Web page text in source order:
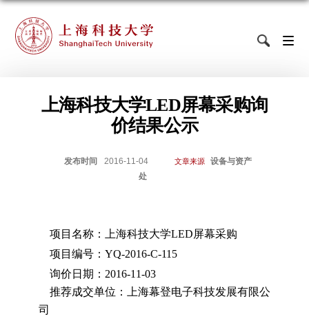
上海科技大学LED屏幕采购询
价结果公示
发布时间 2016-11-04 文章来源
设备与资产
处
项目名称：上海科技大学LED屏幕采购
项目编号： YQ-2016-C-115
询价日期： 2016-11-03
推荐成交单位：上海幕登电子科技发展有限公
司